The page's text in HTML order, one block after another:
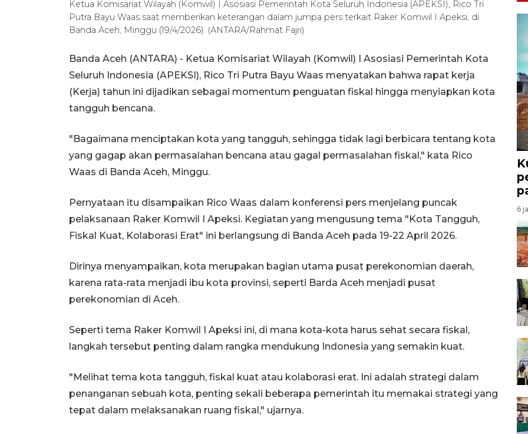
Ketua Komisariat Wilayah (Komwil) I Asosiasi Pemerintah Kota Seluruh Indonesia (APEKSI), Rico Tri
Putra Bayu Waas saat memberikan keterangan dalam jumpa pers terkait Raker Komwil I Apeksi, di
Banda Aceh, Minggu (19/4/2026). (ANTARA/Rahmat Fajri)
Banda Aceh (ANTARA) - Ketua Komisariat Wilayah (Komwil) I Asosiasi Pemerintah Kota
Seluruh Indonesia (APEKSI), Rico Tri Putra Bayu Waas menyatakan bahwa rapat kerja
(Kerja) tahun ini dijadikan sebagai momentum penguatan fiskal hingga menyiapkan kota
tangguh bencana.
"Bagaimana menciptakan kota yang tangguh, sehingga tidak lagi berbicara tentang kota
yang gagap akan permasalahan bencana atau gagal permasalahan fiskal," kata Rico
Waas di Banda Aceh, Minggu.
Pernyataan itu disampaikan Rico Waas dalam konferensi pers menjelang puncak
pelaksanaan Raker Komwil I Apeksi. Kegiatan yang mengusung tema "Kota Tangguh,
Fiskal Kuat, Kolaborasi Erat" ini berlangsung di Banda Aceh pada 19-22 April 2026.
Dirinya menyampaikan, kota merupakan bagian utama pusat perekonomian daerah,
karena rata-rata menjadi ibu kota provinsi, seperti Barda Aceh menjadi pusat
perekonomian di Aceh.
Seperti tema Raker Komwil I Apeksi ini, di mana kota-kota harus sehat secara fiskal,
langkah tersebut penting dalam rangka mendukung Indonesia yang semakin kuat.
"Melihat tema kota tangguh, fiskal kuat atau kolaborasi erat. Ini adalah strategi dalam
penanganan sebuah kota, penting sekali beberapa pemerintah itu memakai strategi yang
tepat dalam melaksanakan ruang fiskal," ujarnya.
6